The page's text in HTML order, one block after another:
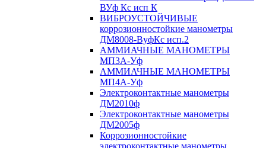
ВУф Кс исп К
ВИБРОУСТОЙЧИВЫЕ
коррозионностойкие манометры
ДМ8008-ВуфКс исп.2
АММИАЧНЫЕ МАНОМЕТРЫ
МП3А-Уф
АММИАЧНЫЕ МАНОМЕТРЫ
МП4А-Уф
Электроконтактные манометры
ДМ2010ф
Электроконтактные манометры
ДМ2005ф
Коррозионностойкие
электроконтактные манометры